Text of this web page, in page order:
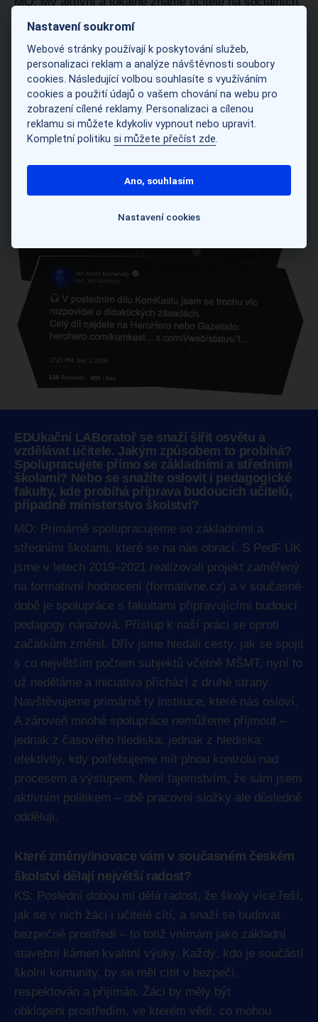
sítích máme, byť možná nejsou celosvětové
k jazykové bariéře. U anglicky mluvících vzdělavatelů
je tomu jinak – postačí si například dohledat edutwitter
komunitu na X a otevře se vám zcela nový rozměr
sociálních sítí.
EDUkační LABoratoř se snaží šířit osvětu a
vzdělávat učitele. Jakým způsobem to probíhá?
Spolupracujete přímo se základními a středními
školami? Nebo se snažíte oslovit i pedagogické
fakulty, kde probíhá příprava budoucích učitelů,
případně ministerstvo školství?
MO: Primárně spolupracujeme se základními a
středními školami, které se na nás obrací. S PedF UK
jsme v letech 2019–2021 realizovali projekt zaměřený
na formativní hodnocení (formativne.cz) a v současné
době je spolupráce s fakultami připravujícími budoucí
pedagogy nárazová. Přístup k naší práci se oproti
začátkům změnil. Dřív jsme hledali cesty, jak se spojit
s co největším počtem subjektů včetně MŠMT, nyní to
už neděláme a iniciativa přichází z druhé strany.
Navštěvujeme primárně ty instituce, které nás osloví.
A zároveň mnohé spolupráce nemůžeme přijmout –
jednak z časového hlediska, jednak z hlediska
efektivity, kdy potřebujeme mít plnou kontrolu nad
procesem a výstupem. Není tajemstvím, že sám jsem
aktivním politikem – obě pracovní složky ale důsledně
odděluji.
Které změny/inovace vám v současném českém
školství dělají největší radost?
KS: Poslední dobou mi dělá radost, že školy více řeší,
jak se v nich žáci i učitelé cítí, a snaží se budovat
bezpečné prostředí – to totiž vnímám jako základní
stavební kámen kvalitní výuky. Každý, kdo je součástí
školní komunity, by se měl cítit v bezpečí,
respektován a přijímán. Žáci by měly být
obklopeni prostředím, ve kterém vědí, co mohou
Nastavení soukromí
Webové stránky používají k poskytování služeb,
personalizaci reklam a analýze návštěvnosti soubory
cookies. Následující volbou souhlasíte s využíváním
cookies a použití údajů o vašem chování na webu pro
zobrazení cílené reklamy. Personalizaci a cílenou
reklamu si můžete kdykoliv vypnout nebo upravit.
Kompletní politikusi můžete přečíst zde.
Ano, souhlasím
Nastavení cookies